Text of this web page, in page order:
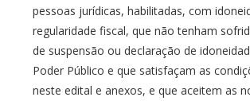
pessoas jurídicas, habilitadas, com
regularidade fiscal, que não tenham
de suspensão ou declaração de
Poder Público e que satisfaçam as
neste edital e anexos, e que aceitem as